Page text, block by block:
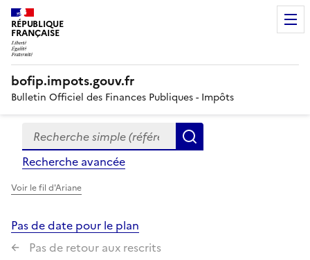
RÉPUBLIQUE
FRANÇAISE
bofip.impots.gouv.fr
Bulletin Officiel des Finances Publiques - Impôts
Formulaire
de
recherche
Recherche simple (références, mots clés, partie du
Recherche avancée
Voir le fil d'Ariane
Pas de date pour le plan
Pas de retour aux rescrits